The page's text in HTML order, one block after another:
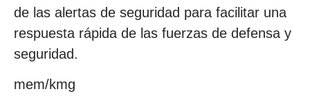
de las alertas de seguridad para facilitar una
respuesta rápida de las fuerzas de defensa y
seguridad.
mem/kmg